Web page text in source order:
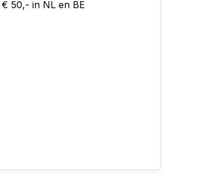
50,- in NL en BE